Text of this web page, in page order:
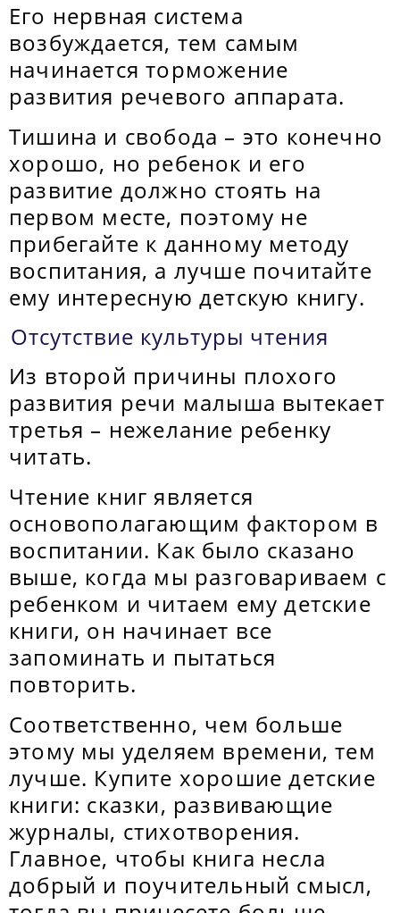
Его нервная система
возбуждается, тем самым
начинается торможение
развития речевого аппарата.
Тишина и свобода – это конечно
хорошо, но ребенок и его
развитие должно стоять на
первом месте, поэтому не
прибегайте к данному методу
воспитания, а лучше почитайте
ему интересную детскую книгу.
Отсутствие культуры чтения
Из второй причины плохого
развития речи малыша вытекает
третья – нежелание ребенку
читать.
Чтение книг является
основополагающим фактором в
воспитании. Как было сказано
выше, когда мы разговариваем с
ребенком и читаем ему детские
книги, он начинает все
запоминать и пытаться
повторить.
Соответственно, чем больше
этому мы уделяем времени, тем
лучше. Купите хорошие детские
книги: сказки, развивающие
журналы, стихотворения.
Главное, чтобы книга несла
добрый и поучительный смысл,